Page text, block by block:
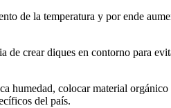
de la temperatura y por ende
crear diques en contorno para
humedad, colocar material
del país.